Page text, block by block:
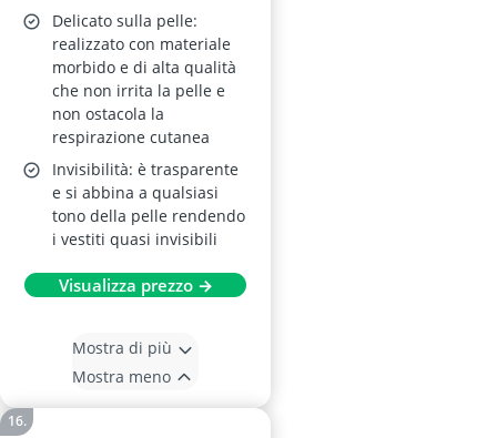
Delicato sulla pelle:
realizzato con materiale
morbido e di alta qualità
che non irrita la pelle e
non ostacola la
respirazione cutanea
Invisibilità: è trasparente
e si abbina a qualsiasi
tono della pelle rendendo
i vestiti quasi invisibili
Visualizza prezzo →
Mostra di più
Mostra meno